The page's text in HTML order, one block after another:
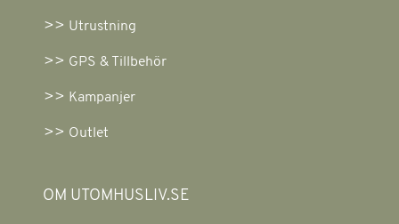
Utrustning
GPS & Tillbehör
Kampanjer
Outlet
OM UTOMHUSLIV.SE